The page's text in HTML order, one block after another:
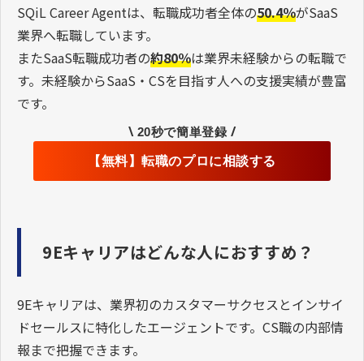
SQiL Career Agentは、転職成功者全体の50.4％がSaaS
業界へ転職しています。
またSaaS転職成功者の約80％は業界未経験からの転職で
す。未経験からSaaS・CSを目指す人への支援実績が豊富
です。
\ 20秒で簡単登録 /
【無料】転職のプロに相談する
9Eキャリアはどんな人におすすめ？
9Eキャリアは、業界初のカスタマーサクセスとインサイ
ドセールスに特化したエージェントです。CS職の内部情
報まで把握できます。